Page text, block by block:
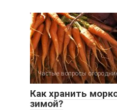
Частые вопросы
Как хранить
зимой?